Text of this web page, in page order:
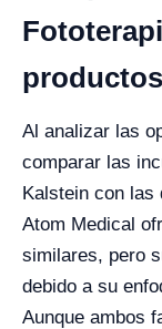
Al analizar las
comparar las
Kalstein con las
Atom Medical
similares, pero
debido a su
Aunque ambos